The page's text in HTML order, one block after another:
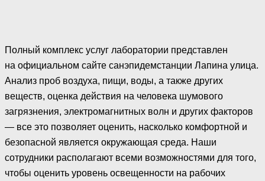
Полный комплекс услуг лаборатории представлен
на официальном сайте санэпидемстанции Лапина улица.
Анализ проб воздуха, пищи, воды, а также других
веществ, оценка действия на человека шумового
загрязнения, электромагнитных волн и других факторов
— все это позволяет оценить, насколько комфортной и
безопасной является окружающая среда. Наши
сотрудники располагают всеми возможностями для того,
чтобы оценить уровень освещенности на рабочих